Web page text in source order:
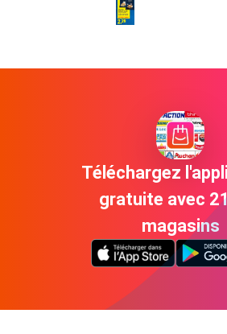
Téléchargez
gratuite avec
magasins